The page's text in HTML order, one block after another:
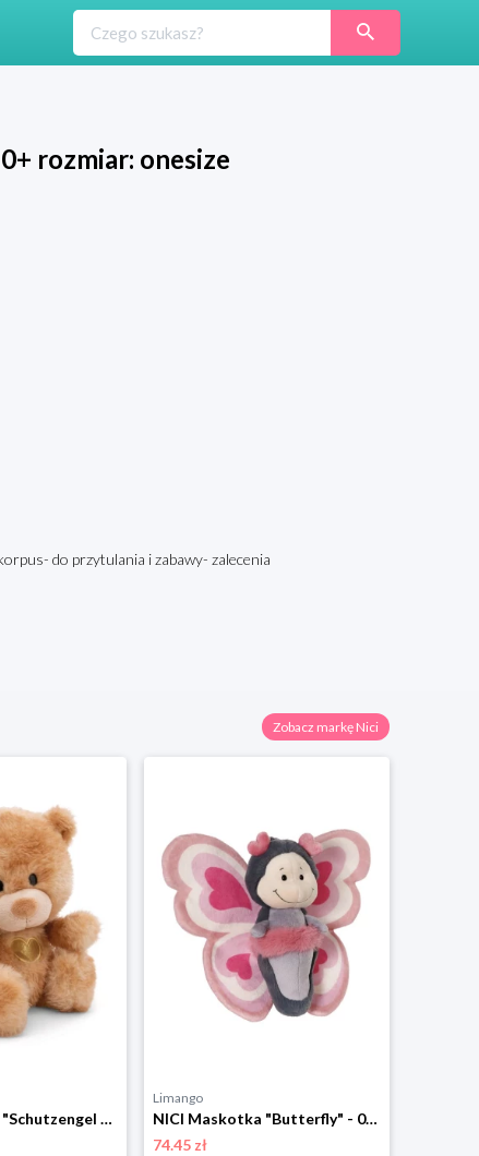
rozmiar: onesize
do przytulania i zabawy- zalecenia
Zobacz markę Nici
NICI Maskotka "Schutzengel Bear" - 0+ rozmiar: onesize
Limango
NICI Maskotka "Butterfly" - 0+ rozmiar: onesize
74.45 zł